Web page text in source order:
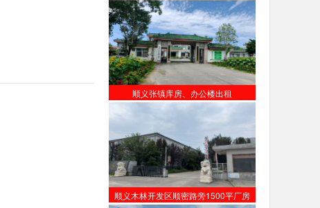
顺义张镇库房、办公楼出租
顺义木林开发区顺密路旁1500平厂房